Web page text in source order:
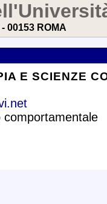
00153 ROMA
E SCIENZE
comportamentale